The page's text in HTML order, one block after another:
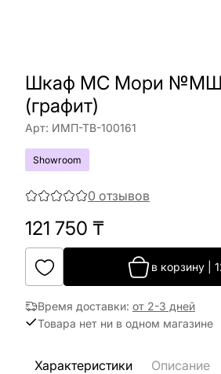
Шкаф МС Мори №МШ
(графит)
Арт: ИМП-ТВ-100161
Showroom
0 отзывов
121 750 ₸
в корзину|
Время доставки: от 2-3 дней
Товара нет ни в одном магазине
Характеристики Описание